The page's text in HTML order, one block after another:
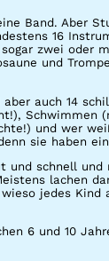
Band. Aber
16
zwei oder
und
auch 14
Schwimmen
und wer
sie haben
und schnell und
lachen
jedes Kind
6 und 10